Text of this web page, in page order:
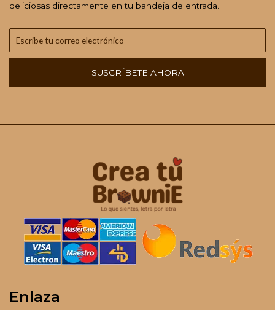
deliciosas directamente en tu bandeja de entrada.
SUSCRÍBETE AHORA
Enlaza